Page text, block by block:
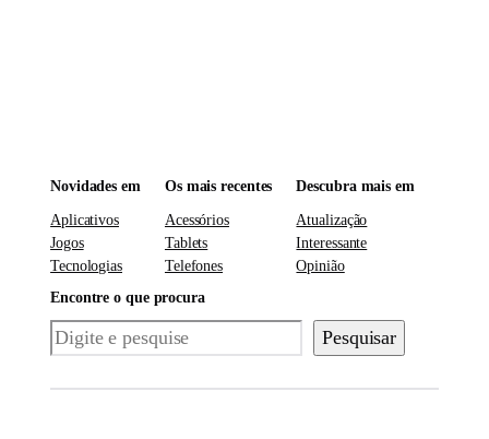
Novidades em
Aplicativos
Jogos
Tecnologias
Os mais recentes
Acessórios
Tablets
Telefones
Descubra mais em
Atualização
Interessante
Opinião
Encontre o que procura
Pesquisar Pesquisar